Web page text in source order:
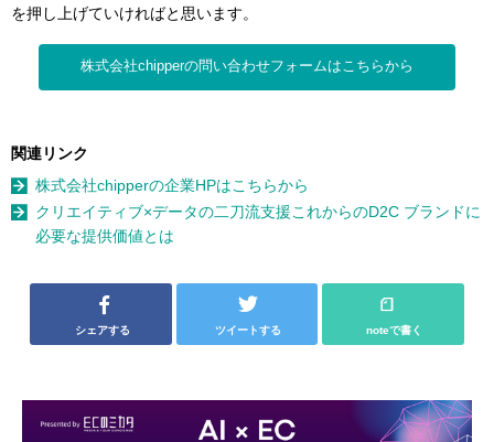
を押し上げていければと思います。
株式会社chipperの問い合わせフォームはこちらから
関連リンク
株式会社chipperの企業HPはこちらから
クリエイティブ×データの二刀流支援これからのD2C ブランドに
必要な提供価値とは
シェアする ツイートする noteで書く